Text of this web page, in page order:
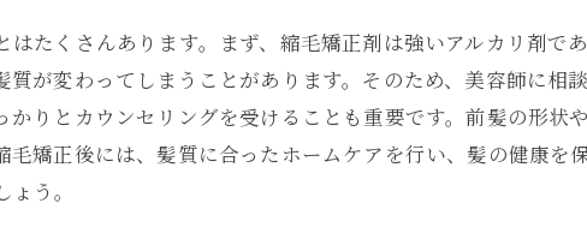
たくさんあります。まず、縮毛矯正剤は強いアルカリ剤で
が変わってしまうことがあります。そのため、美容師に相
りとカウンセリングを受けることも重要です。前髪の形状
矯正後には、髪質に合ったホームケアを行い、髪の健康を
う。